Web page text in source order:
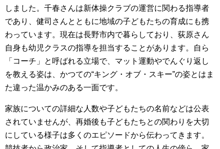
しました。千春さんは新体操クラブの運営に関わる指導者
であり、健司さんとともに地域の子どもたちの育成にも携
わっています。現在は長野市内で暮らしており、荻原さん
自身も幼児クラスの指導を担当することがあります。自ら
「コーチ」と呼ばれる立場で、マット運動やでんぐり返し
を教える姿は、かつての“キング・オブ・スキー”の姿とはま
た違った温かみのある一面です。
家族についての詳細な人数や子どもたちの名前などは公表
されていませんが、再婚後も子どもたちとの関わりを大切
にしている様子は多くのエピソードから伝わってきます。